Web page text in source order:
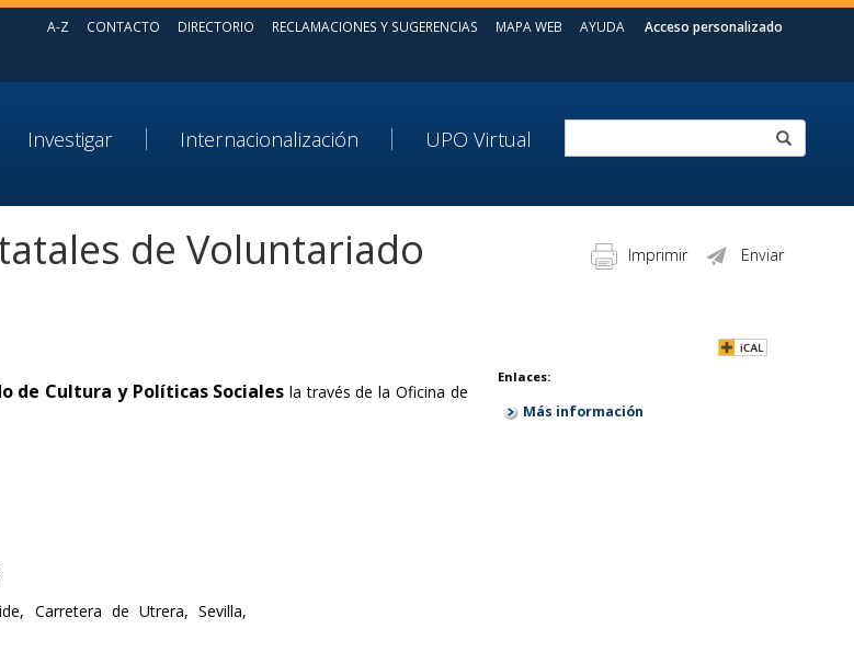
Acceso personalizado
A-Z CONTACTO DIRECTORIO RECLAMACIONES Y SUGERENCIAS MAPA WEB AYUDA
Investigar Internacionalización UPO Virtual
Enviar
Imprimir
de Voluntariado
de Cultura y Políticas Sociales la través de la Oficina de
Carretera de Utrera, Sevilla,
Enlaces:
Más información